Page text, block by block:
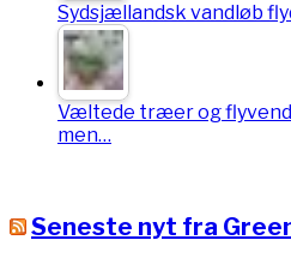
Sydsjællandsk vandløb
Væltede træer og
men…
Seneste nyt fra